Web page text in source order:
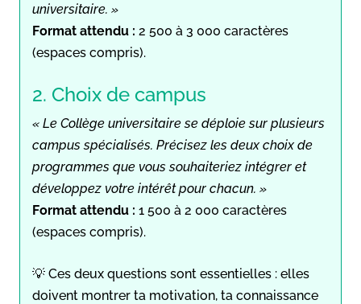
universitaire. »
Format attendu : 2 500 à 3 000 caractères
(espaces compris).
2. Choix de campus
« Le Collège universitaire se déploie sur plusieurs
campus spécialisés. Précisez les deux choix de
programmes que vous souhaiteriez intégrer et
développez votre intérêt pour chacun. »
Format attendu : 1 500 à 2 000 caractères
(espaces compris).
💡 Ces deux questions sont essentielles : elles
doivent montrer ta motivation, ta connaissance